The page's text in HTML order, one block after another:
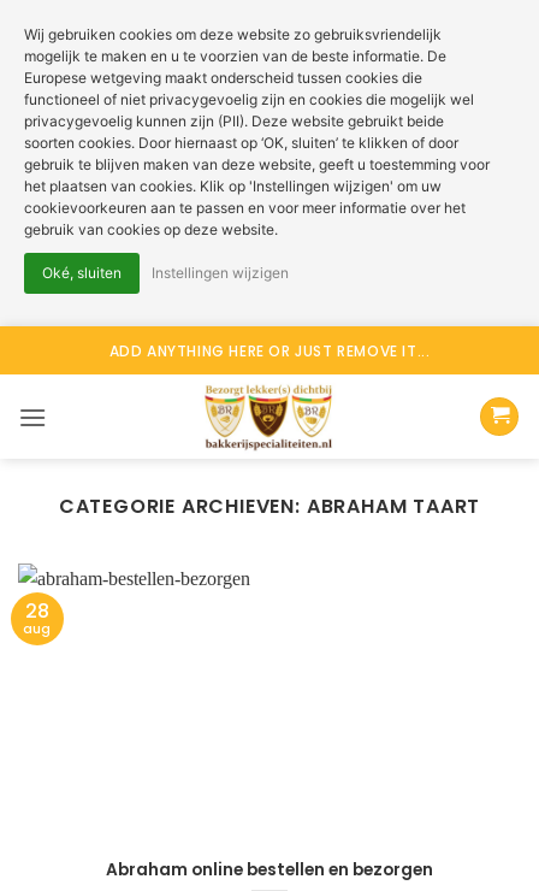
naar
ADD ANYTHING HERE OR JUST REMOVE IT...
CATEGORIE ARCHIEVEN: ABRAHAM TAART
Abraham online bestellen en bezorgen
28
aug
Wij gebruiken cookies om deze website zo gebruiksvriendelijk
mogelijk te maken en u te voorzien van de beste informatie. De
Europese wetgeving maakt onderscheid tussen cookies die
functioneel of niet privacygevoelig zijn en cookies die mogelijk wel
privacygevoelig kunnen zijn (PII). Deze website gebruikt beide
soorten cookies. Door hiernaast op ‘OK, sluiten’ te klikken of door
gebruik te blijven maken van deze website, geeft u toestemming voor
het plaatsen van cookies. Klik op 'Instellingen wijzigen' om uw
cookievoorkeuren aan te passen en voor meer informatie over het
gebruik van cookies op deze website.
Oké, sluiten Instellingen wijzigen